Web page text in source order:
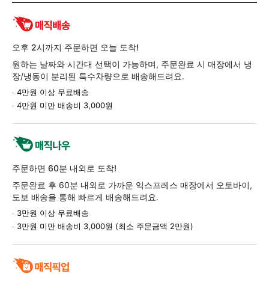
교
환/
반
품
정
보
오후 2시까지 주문하면 오늘 도착!
원하는 날짜와 시간대 선택이 가능하며, 주문완료 시 매장에서 냉
장/냉동이 분리된 특수차량으로 배송해드려요.
4만원 이상 무료배송
4만원 미만 배송비 3,000원
주문하면 60분 내외로 도착!
주문완료 후 60분 내외로 가까운 익스프레스 매장에서 오토바이,
도보 배송을 통해 빠르게 배송해드려요.
3만원 이상 무료배송
3만원 미만 배송비 3,000원 (최소 주문금액 2만원)